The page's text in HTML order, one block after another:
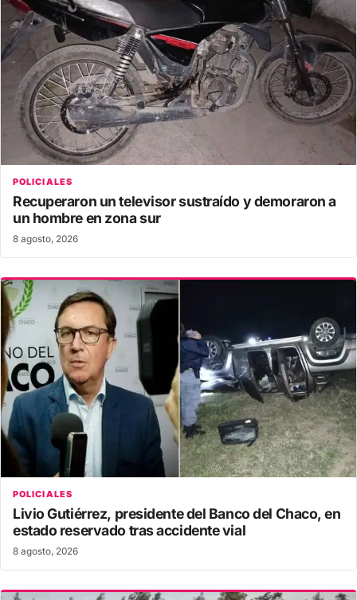
POLICIALES
Recuperaron un televisor sustraído y demoraron a
un hombre en zona sur
8 agosto, 2026
POLICIALES
Livio Gutiérrez, presidente del Banco del Chaco, en
estado reservado tras accidente vial
8 agosto, 2026